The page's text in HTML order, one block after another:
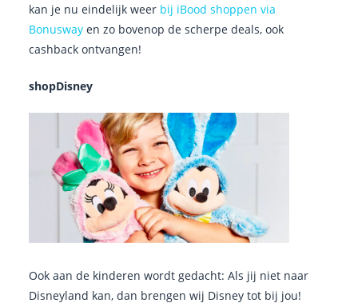
kan je nu eindelijk weer bij iBood shoppen via
Bonusway en zo bovenop de scherpe deals, ook
cashback ontvangen!
shopDisney
Ook aan de kinderen wordt gedacht: Als jij niet naar
Disneyland kan, dan brengen wij Disney tot bij jou!